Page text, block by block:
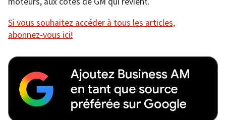
Si vous souhaitez accéder à tous les articles,
abonnez-vous ici!